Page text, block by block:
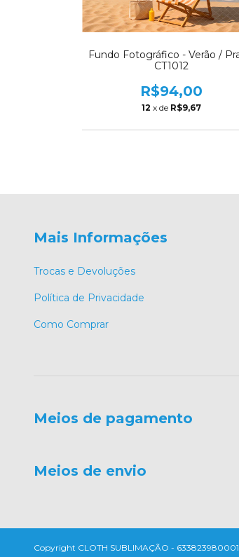
Fundo Fotográfico - Verão /
CT1012
R$94,00
12 x de R$9,67
Mais Informações
Trocas e Devoluções
Política de Privacidade
Como Comprar
Meios de pagamento
Meios de envio
Copyright CLOTH SUBLIMAÇÃO -